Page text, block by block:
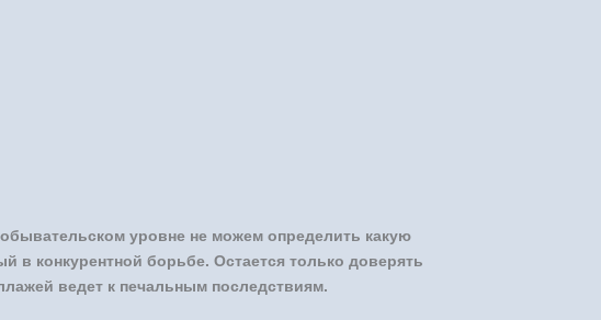
уровне не можем определить какую
в конкурентной борьбе. Остается только доверять
ведет к печальным последствиям.